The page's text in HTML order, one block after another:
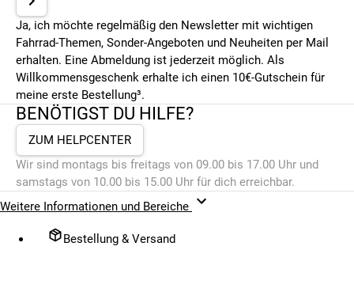
Ja, ich möchte regelmäßig den Newsletter mit wichtigen
Fahrrad-Themen, Sonder-Angeboten und Neuheiten per Mail
erhalten. Eine Abmeldung ist jederzeit möglich. Als
Willkommensgeschenk erhalte ich einen 10€-Gutschein für
meine erste Bestellung³.
BENÖTIGST DU HILFE?
ZUM HELPCENTER
Wir sind montags bis freitags von 09.00 bis 17.00 Uhr und
samstags von 10.00 bis 15.00 Uhr für dich erreichbar.
Weitere Informationen und Bereiche
Bestellung & Versand